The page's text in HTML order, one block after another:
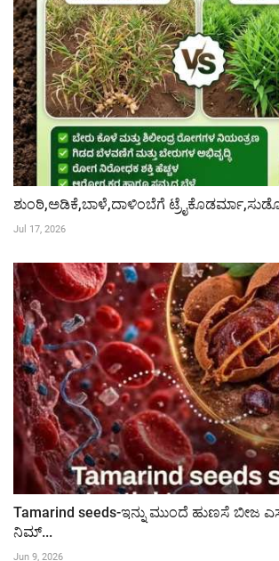
ಶುಂಠಿ,ಅಡಿಕೆ,ಬಾಳೆ,ದಾಳಿಂಬೆಗೆ
Jul 17, 2026
Tamarind seeds-ಇನ್ನು ಮುಂದೆ ಹುಣಸೆ ಬೀಜ
ನಿಮ್...
Jun 9, 2026